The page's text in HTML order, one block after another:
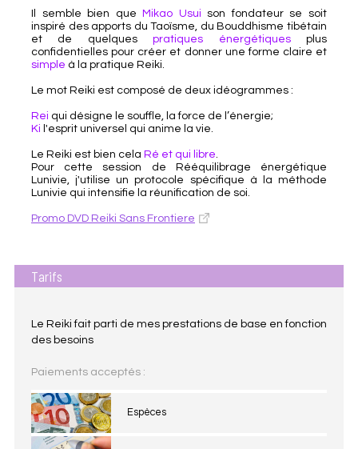
Il semble bien que Mikao Usui son fondateur se soit
inspiré des apports du Taoïsme, du Bouddhisme tibétain
et de quelquespratiques énergétiquesplus
confidentielles pour créer et donner une forme claire et
simple à la pratique Reiki.
Le mot Reiki est composé de deux idéogrammes :
Rei qui désigne le souffle, la force de l’énergie;
Ki l'esprit universel qui anime la vie.
Le Reiki est bien cela Ré et qui libre.
Pour cette session de Rééquilibrage énergétique
Lunivie, j'utilise un protocole spécifique à la méthode
Lunivie qui intensifie la réunification de soi.
Promo DVD Reiki Sans Frontiere
Tarifs
Le Reiki fait parti de mes prestations de base en fonction
des besoins
Paiements acceptés :
Espèces